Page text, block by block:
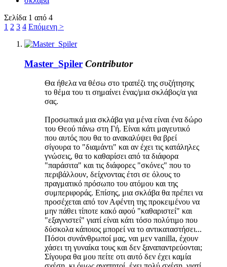
Σελίδα 1 από 4
1 2 3 4 Επόμενη >
Master_Spiler Contributor
Θα ήθελα να θέσω στο τραπέζι της συζήτησης
το θέμα του τι σημαίνει ένας/μια σκλάβος/α για
σας.
Προσωπικά μια σκλάβα για μένα είναι ένα δώρο
του Θεού πάνω στη Γή. Είναι κάτι μαγευτικό
που αυτός που θα το ανακαλύψει θα βρεί
σίγουρα το "διαμάντι" και αν έχει τις κατάληλες
γνώσεις, θα το καθαρίσει από τα διάφορα
"παράσιτα" και τις διάφορες "σκόνες" που το
περιβάλλουν, δείχνοντας έτσι σε όλους το
πραγματικό πρόσωπο του ατόμου και της
συμπεριφοράς. Επίσης, μια σκλάβα θα πρέπει να
προσέχεται από τον Αφέντη της προκειμένου να
μην πάθει τίποτε κακό αφού "καθαριστεί" και
"εξαγνιστεί" γιατί είναι κάτι τόσο πολύτιμο που
δύσκολα κάποιος μπορεί να το αντικαταστήσει...
Πόσοι συνάνθρωποί μας, ναι μεν vanilla, έχουν
χάσει τη γυναίκα τους και δεν ξαναπαντρεύονται;
Σίγουρα θα μου πείτε οτι αυτό δεν έχει καμία